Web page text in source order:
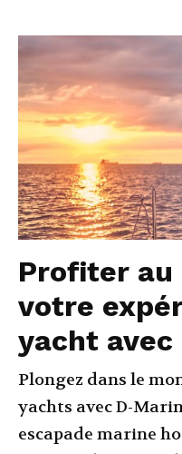
Profiter au
votre
yacht avec
Plongez dans le
yachts avec D-
escapade marine